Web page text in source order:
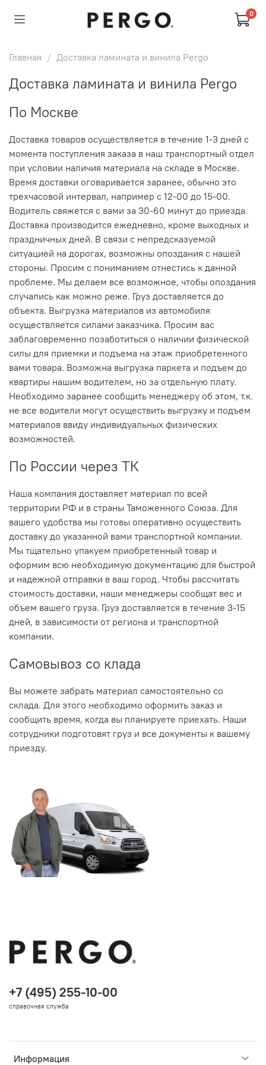
0
Главная Доставка ламината и винила Pergo
Доставка ламината и винила Pergo
По Москве
Доставка товаров осуществляется в течение 1-3 дней с
момента поступления заказа в наш транспортный отдел
при условии наличия материала на складе в Москве.
Время доставки оговаривается заранее, обычно это
трехчасовой интервал, например с 12-00 до 15-00.
Водитель свяжется с вами за 30-60 минут до приезда.
Доставка производится ежедневно, кроме выходных и
праздничных дней. В связи с непредсказуемой
ситуацией на дорогах, возможны опоздания с нашей
стороны. Просим с пониманием отнестись к данной
проблеме. Мы делаем все возможное, чтобы опоздания
случались как можно реже. Груз доставляется до
объекта. Выгрузка материалов из автомобиля
осуществляется силами заказчика. Просим вас
заблаговременно позаботиться о наличии физической
силы для приемки и подъема на этаж приобретенного
вами товара. Возможна выгрузка паркета и подъем до
квартиры нашим водителем, но за отдельную плату.
Необходимо заранее сообщить менеджеру об этом, т.к.
не все водители могут осуществить выгрузку и подъем
материалов ввиду индивидуальных физических
возможностей.
По России через ТК
Наша компания доставляет материал по всей
территории РФ и в страны Таможенного Союза. Для
вашего удобства мы готовы оперативно осуществить
доставку до указанной вами транспортной компании.
Мы тщательно упакуем приобретенный товар и
оформим всю необходимую документацию для быстрой
и надежной отправки в ваш город. Чтобы рассчитать
стоимость доставки, наши менеджеры сообщат вес и
объем вашего груза. Груз доставляется в течение 3-15
дней, в зависимости от региона и транспортной
компании.
Самовывоз со клада
Вы можете забрать материал самостоятельно со
склада. Для этого необходимо оформить заказ и
сообщить время, когда вы планируете приехать. Наши
сотрудники подготовят груз и все документы к вашему
приезду.
Информация
+7 (495) 255-10-00
справочная служба